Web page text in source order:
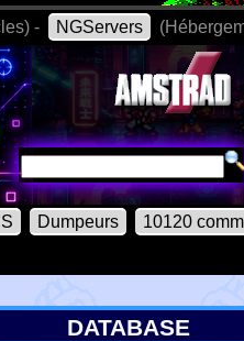
- NGServers
Dumpeurs 10120
DATABASE